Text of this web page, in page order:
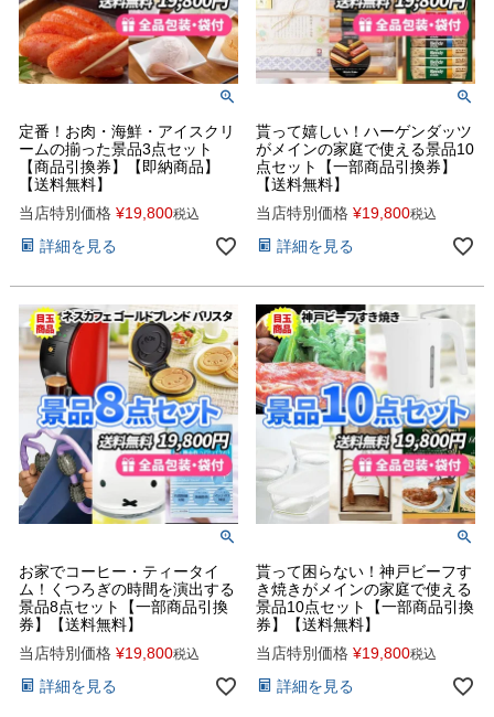
定番！お肉・海鮮・アイスクリ
ームの揃った景品3点セット
【商品引換券】【即納商品】
【送料無料】
当店特別価格 ¥19,800税込
詳細を見る
貰って嬉しい！ハーゲンダッツ
がメインの家庭で使える景品10
点セット【一部商品引換券】
【送料無料】
当店特別価格 ¥19,800税込
詳細を見る
お家でコーヒー・ティータイ
ム！くつろぎの時間を演出する
景品8点セット【一部商品引換
券】【送料無料】
当店特別価格 ¥19,800税込
詳細を見る
貰って困らない！神戸ビーフす
き焼きがメインの家庭で使える
景品10点セット【一部商品引換
券】【送料無料】
当店特別価格 ¥19,800税込
詳細を見る